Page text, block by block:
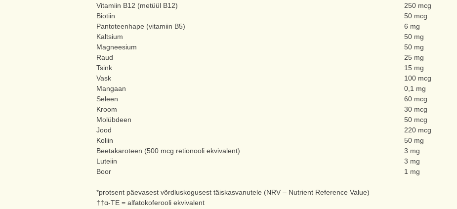
Vitamiin B12 (metüül B12)
250 mcg
Biotiin
50 mcg
Pantoteenhape (vitamiin B5)
6 mg
Kaltsium
50 mg
Magneesium
50 mg
Raud
25 mg
Tsink
15 mg
Vask
100 mcg
Mangaan
0,1 mg
Seleen
60 mcg
Kroom
30 mcg
Molübdeen
50 mcg
Jood
220 mcg
Koliin
50 mg
Beetakaroteen (500 mcg retionooli ekvivalent)
3 mg
Luteiin
3 mg
Boor
1 mg
*protsent päevasest võrdluskogusest täiskasvanutele (NRV – Nutrient Reference Value)
††α-TE = alfatokoferooli ekvivalent